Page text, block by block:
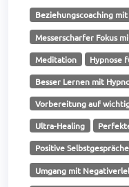
Beziehungscoaching
Messerscharfer Fokus
Meditation Hypnose
Besser Lernen mit
Vorbereitung auf
Ultra-Healing
Positive Selbstgespräche
Umgang mit